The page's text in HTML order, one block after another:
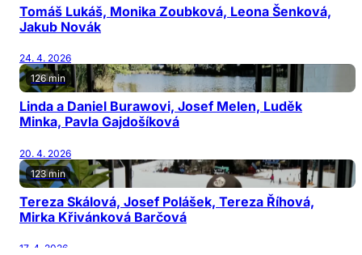
Tomáš Lukáš, Monika Zoubková, Leona Šenková,
Jakub Novák
24. 4. 2026
126 min
Linda a Daniel Burawovi, Josef Melen, Luděk
Minka, Pavla Gajdošíková
20. 4. 2026
123 min
Tereza Skálová, Josef Polášek, Tereza Říhová,
Mirka Křivánková Barčová
17. 4. 2026